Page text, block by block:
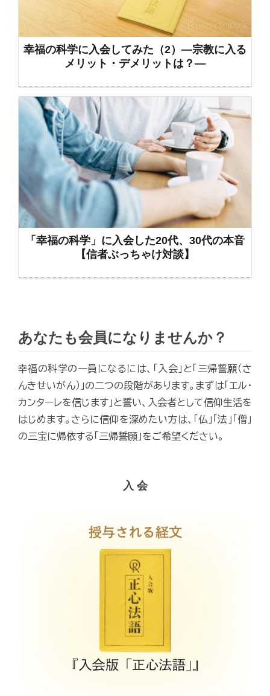
幸福の科学に入会してみた（2）―宗教に入る
メリット・デメリットは？―
「幸福の科学」に入会した20代、30代の本音
【信者ぶっちゃけ対談】
あなたも会員になりませんか？
幸福の科学の一員になるには、「入会」と「三帰誓願（さ
んきせいがん）」の二つの段階があります。まずは「エル・
カンターレを信じます」と誓い、入会者として信仰生活を
はじめます。さらに信仰を深めたい方は、「仏」「法」「僧」
の三宝に帰依する「三帰誓願」をご希望ください。
入 会